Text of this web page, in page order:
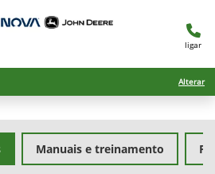
ligar
Alterar
Manuais e treinamento